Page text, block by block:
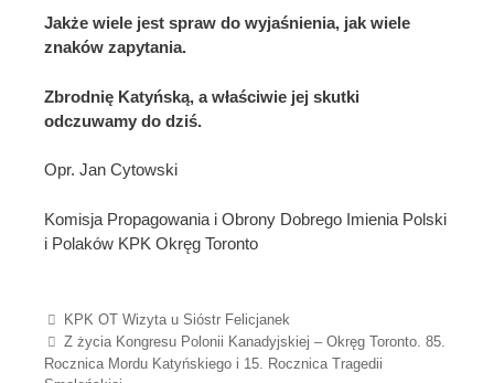
Jakże wiele jest spraw do wyjaśnienia, jak wiele
znaków zapytania.
Zbrodnię Katyńską, a właściwie jej skutki
odczuwamy do dziś.
Opr. Jan Cytowski
Komisja Propagowania i Obrony Dobrego Imienia Polski
i Polaków KPK Okręg Toronto
Post navigation
KPK OT Wizyta u Sióstr Felicjanek
Z życia Kongresu Polonii Kanadyjskiej – Okręg Toronto. 85.
Rocznica Mordu Katyńskiego i 15. Rocznica Tragedii